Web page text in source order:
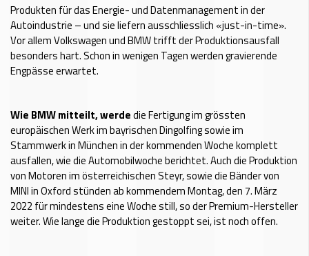
Produkten für das Energie- und Datenmanagement in der
Autoindustrie – und sie liefern ausschliesslich «just-in-time».
Vor allem Volkswagen und BMW trifft der Produktionsausfall
besonders hart. Schon in wenigen Tagen werden gravierende
Engpässe erwartet.
Wie BMW mitteilt, werdedie Fertigung im grössten
europäischen Werk im bayrischen Dingolfing sowie im
Stammwerk in München in der kommenden Woche komplett
ausfallen, wie die Automobilwoche berichtet. Auch die Produktion
von Motoren im österreichischen Steyr, sowie die Bänder von
MINI in Oxford stünden ab kommendem Montag, den 7. März
2022 für mindestens eine Woche still, so der Premium-Hersteller
weiter. Wie lange die Produktion gestoppt sei, ist noch offen.